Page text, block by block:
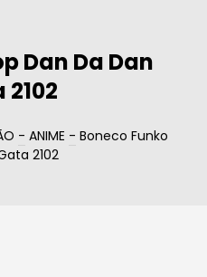
Dan Da Dan
- ANIME - Boneco Funko
2102